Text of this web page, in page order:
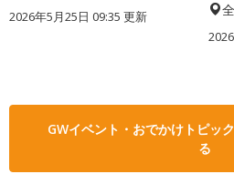
2026年5月25日 09:35 更新
GWイベント・おでかけトピッ
る